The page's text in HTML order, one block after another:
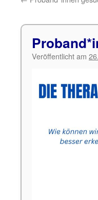
Veröffentlicht am